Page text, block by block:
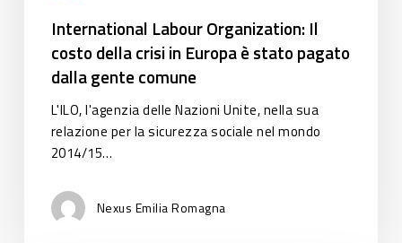
Europa
pagato
dalla
gente
International Labour Organization: Il
costo della crisi in Europa è stato pagato
dalla gente comune
L'ILO, l'agenzia delle Nazioni Unite, nella sua
relazione per la sicurezza sociale nel mondo
2014/15…
Nexus Emilia Romagna